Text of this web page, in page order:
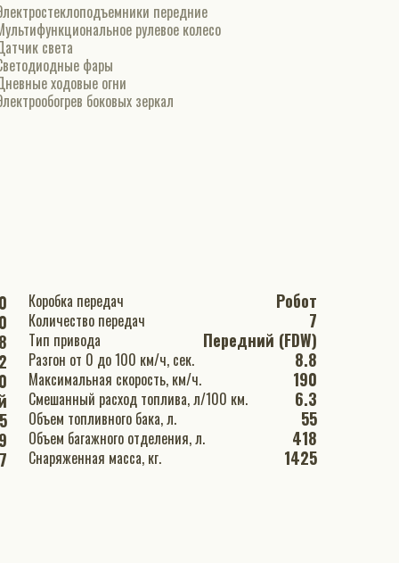
передние
рулевое колесо
света
фары
ходовые огни
боковых зеркал
Коробка передач Робот
Количество передач 7
Тип привода Передний (FDW)
Разгон от 0 до 100 км/ч, сек. 8.8
Максимальная скорость, км/ч. 190
Смешанный расход топлива, л/100 км. 6.3
Объем топливного бака, л. 55
Объем багажного отделения, л. 418
Снаряженная масса, кг. 1425